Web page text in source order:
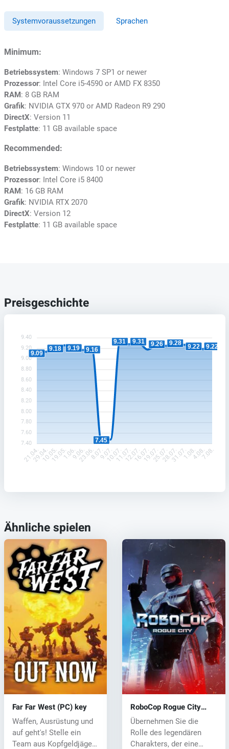
Systemvoraussetzungen Sprachen
Minimum:
Betriebssystem: Windows 7 SP1 or newer
Prozessor: Intel Core i5-4590 or AMD FX 8350
RAM: 8 GB RAM
Grafik: NVIDIA GTX 970 or AMD Radeon R9 290
DirectX: Version 11
Festplatte: 11 GB available space
Recommended:
Betriebssystem: Windows 10 or newer
Prozessor: Intel Core i5 8400
RAM: 16 GB RAM
Grafik: NVIDIA RTX 2070
DirectX: Version 12
Festplatte: 11 GB available space
Preisgeschichte
9.40
9.20
9.00
8.80
8.60
8.40
8.20
8.00
7.80
7.60
7.40
9.09
9.18 9.19 9.16
7.45
9.31 9.31 9.26 9.28 9.22 9.22
21.04.29.04.10.05.19.05.1.06.9.06.23.06.8.07.9.07.10.07.11.07.12.07.16.07.19.07.25.07.28.07.31.07.1.08.4.08.7.08.
Ähnliche spielen
Far Far West (PC) key
Waffen, Ausrüstung und
auf geht's! Stelle ein
Team aus Kopfgeldjäger-
RoboCop Rogue City
(PC) key
Übernehmen Sie die
Rolle des legendären
Charakters, der eine